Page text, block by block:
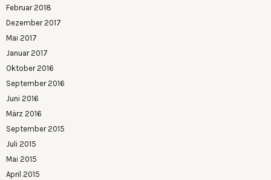
Februar 2018
Dezember 2017
Mai 2017
Januar 2017
Oktober 2016
September 2016
Juni 2016
März 2016
September 2015
Juli 2015
Mai 2015
April 2015